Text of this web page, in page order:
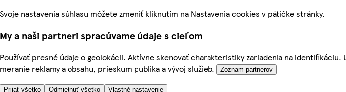
Svoje nastavenia súhlasu môžete zmeniť kliknutím na Nastavenia cookies v pätičke stránky.
My a naši partneri spracúvame údaje s cieľom
Používať presné údaje o geolokácii. Aktívne skenovať charakteristiky zariadenia na
meranie reklamy a obsahu, prieskum publika a vývoj služieb.
Zoznam partnerov
Prijať všetko Odmietnuť všetko Vlastné nastavenie